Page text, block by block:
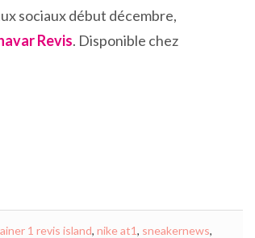
sociaux début décembre,
Revis. Disponible chez
1 revis island, nike at1, sneakernews,